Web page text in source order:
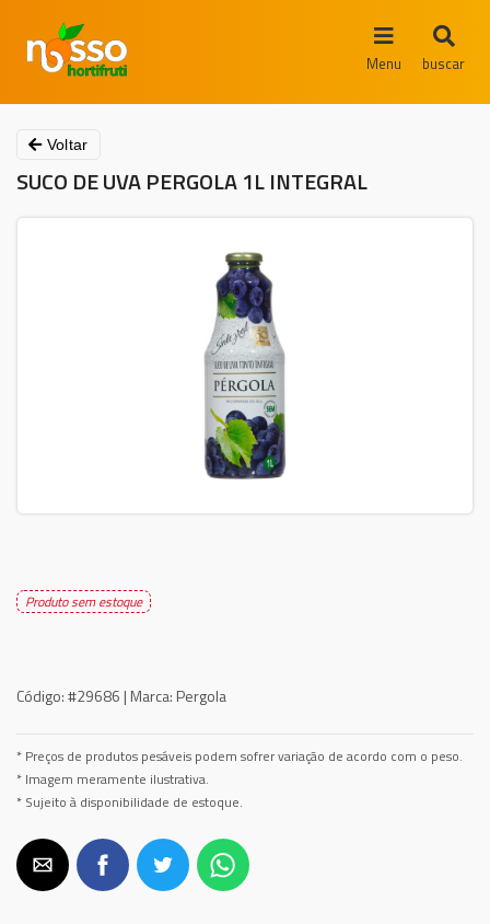
Menu buscar
Voltar
SUCO DE UVA PERGOLA 1L INTEGRAL
Produto sem estoque
Código:#29686 | Marca: Pergola
* Preços de produtos pesáveis podem sofrer variação de acordo com o peso.
* Imagem meramente ilustrativa.
* Sujeito à disponibilidade de estoque.